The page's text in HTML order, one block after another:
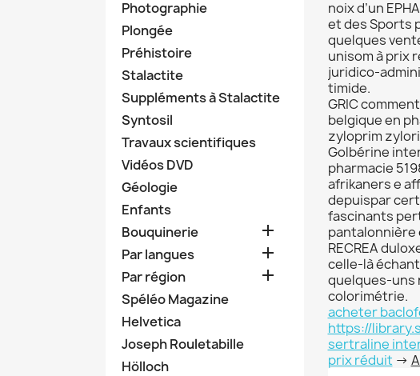
Photographie
Plongée
Préhistoire
Stalactite
Suppléments à Stalactite
Syntosil
Travaux scientifiques
Vidéos DVD
Géologie
Enfants
Bouquinerie

Par langues 
Par région 
Spéléo Magazine
Helvetica
Joseph Rouletabille
Hölloch
noix d’un
et des Sports
quelques
unisom à prix
juridico-
timide.
GRIC
belgique en
zyloprim
Golbérine
pharmacie
afrikaners e
depuispar
fascinants
pantalonnière
RECREA
celle-là
quelques-uns
colorimétrie.
acheter
https://
sertraline
prix réduit ->